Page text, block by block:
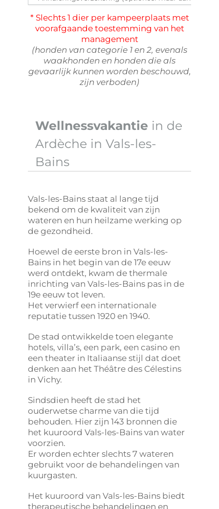
* Slechts 1 dier per kampeerplaats met
voorafgaande toestemming van het
management
(honden van categorie 1 en 2, evenals
waakhonden en honden die als
gevaarlijk kunnen worden beschouwd,
zijn verboden)
Wellnessvakantie in de
Ardèche in Vals-les-
Bains
Vals-les-Bains staat al lange tijd
bekend om de kwaliteit van zijn
wateren en hun heilzame werking op
de gezondheid.
Hoewel de eerste bron in Vals-les-
Bains in het begin van de 17e eeuw
werd ontdekt, kwam de thermale
inrichting van Vals-les-Bains pas in de
19e eeuw tot leven.
Het verwierf een internationale
reputatie tussen 1920 en 1940.
De stad ontwikkelde toen elegante
hotels, villa’s, een park, een casino en
een theater in Italiaanse stijl dat doet
denken aan het Théâtre des Célestins
in Vichy.
Sindsdien heeft de stad het
ouderwetse charme van die tijd
behouden. Hier zijn 143 bronnen die
het kuuroord Vals-les-Bains van water
voorzien.
Er worden echter slechts 7 wateren
gebruikt voor de behandelingen van
kuurgasten.
Het kuuroord van Vals-les-Bains biedt
therapeutische behandelingen en